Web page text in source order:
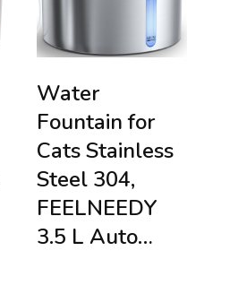
Water
Fountain for
Cats Stainless
Steel 304,
FEELNEEDY
3.5 L Auto…